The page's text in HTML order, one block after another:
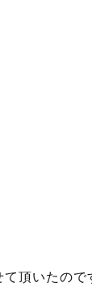
頂いたので